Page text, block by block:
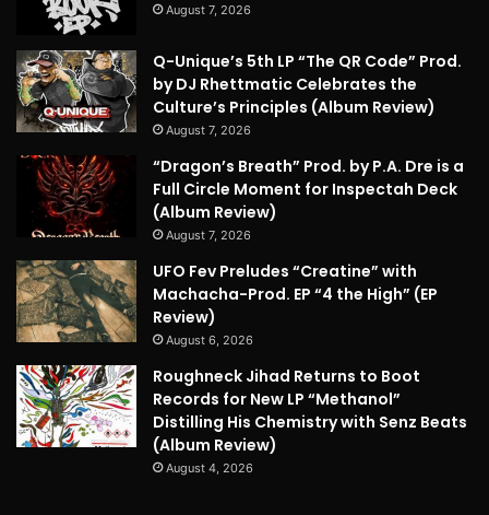
August 7, 2026
Q-Unique’s 5th LP “The QR Code” Prod.
by DJ Rhettmatic Celebrates the
Culture’s Principles (Album Review)
August 7, 2026
“Dragon’s Breath” Prod. by P.A. Dre is a
Full Circle Moment for Inspectah Deck
(Album Review)
August 7, 2026
UFO Fev Preludes “Creatine” with
Machacha-Prod. EP “4 the High” (EP
Review)
August 6, 2026
Roughneck Jihad Returns to Boot
Records for New LP “Methanol”
Distilling His Chemistry with Senz Beats
(Album Review)
August 4, 2026